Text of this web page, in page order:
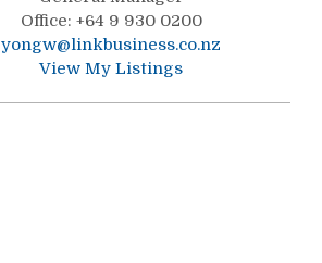
Office: +64 9 930 0200
yongw@linkbusiness.co.nz
View My Listings